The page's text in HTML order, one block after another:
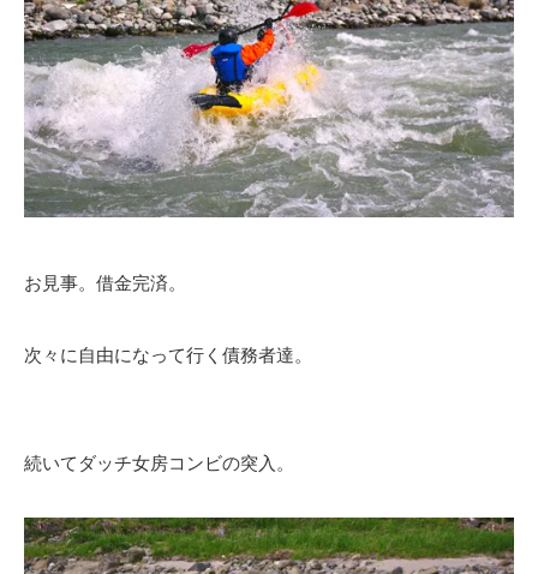
お見事。借金完済。
次々に自由になって行く債務者達。
続いてダッチ女房コンビの突入。